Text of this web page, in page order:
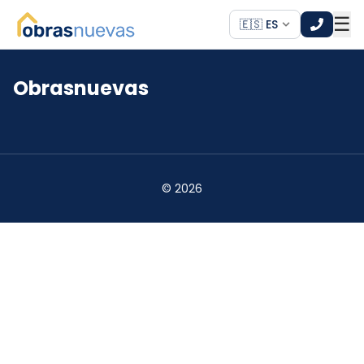
🇪🇸 ES ☰
*
Obrasnuevas
© 2026